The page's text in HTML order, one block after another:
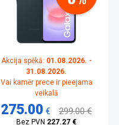
Akcija spēkā: 01.08.2026. -
31.08.2026.
Vai kamēr prece ir pieejama
veikalā
275.00 € 299.00 €
Bez PVN 227.27 €